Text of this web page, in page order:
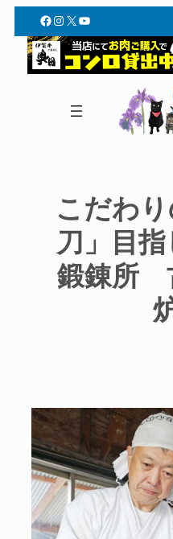
Facebook
Instagram
X YouTube
こだわ
刀」目
鍛錬所